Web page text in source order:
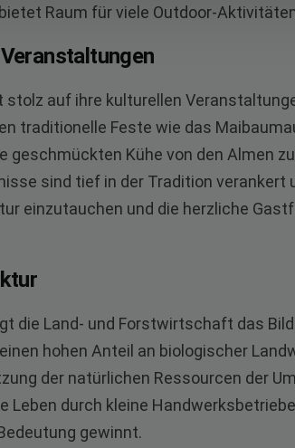
Raum für viele Outdoor-
stolz auf ihre kulturellen
traditionelle Feste wie das
geschmückten Kühe von den Almen
sind tief in der Tradition verankert
einzutauchen und die herzliche
die Land- und Forstwirtschaft das
hohen Anteil an biologischer
der natürlichen Ressourcen der
Leben durch kleine
gewinnt.